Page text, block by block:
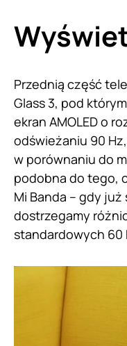
Przednią część
Glass 3, pod
ekran AMOLED o
odświeżaniu 90
w porównaniu do
podobna do tego,
Mi Banda – gdy
dostrzegamy
standardowych 60